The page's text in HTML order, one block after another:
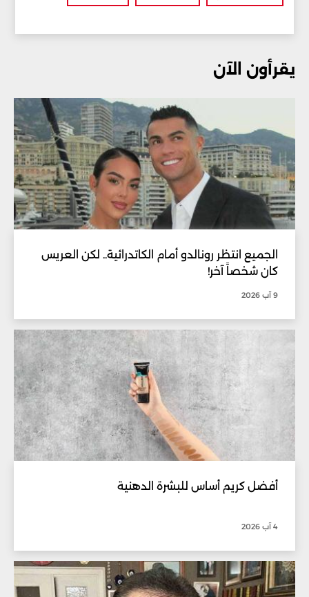
يقرأون الآن
الجميع انتظر رونالدو أمام الكاتدرائية.. لكن العريس
كان شخصاً آخر!
9 آب 2026
أفضل كريم أساس للبشرة الدهنية
4 آب 2026